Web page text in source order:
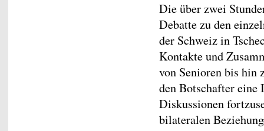
Die über zwei
Debatte zu den
der Schweiz in
Kontakte und
von Senioren bis hin
den Botschafter
Diskussionen
bilateralen